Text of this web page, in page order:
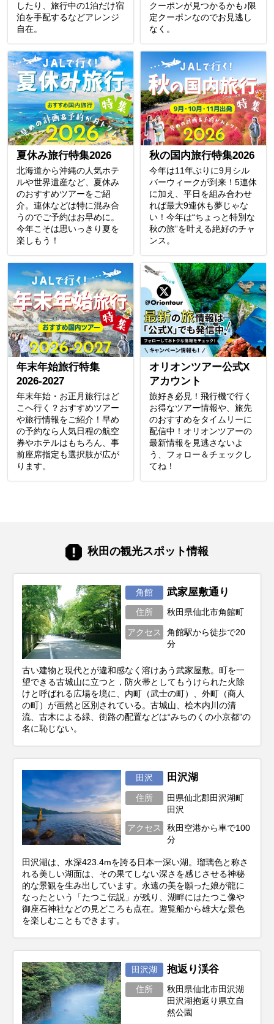
したり、旅行中の1泊だけ宿
泊を手配するなどアレンジ
自在。
クーポンが見つかるかも♪限
定クーポンなのでお見逃し
なく。
夏休み旅行特集2026
北海道から沖縄の人気ホテ
ルや世界遺産など、夏休み
のおすすめツアーをご紹
介。連休などは特に混み合
うのでご予約はお早めに。
今年こそは思いっきり夏を
楽しもう！
秋の国内旅行特集2026
今年は11年ぶりに9月シル
バーウィークが到来！5連休
に加え、平日を組み合わせ
れば最大9連休も夢じゃな
い！今年は“ちょっと特別な
秋の旅”を叶える絶好のチャ
ンス。
年末年始旅行特集
2026-2027
年末年始・お正月旅行はど
こへ行く？おすすめツアー
や旅行情報をご紹介！早め
の予約なら人気日程の航空
券やホテルはもちろん、事
前座席指定も選択肢が広が
ります。
オリオンツアー公式X
アカウント
旅好き必見！飛行機で行く
お得なツアー情報や、旅先
のおすすめをタイムリーに
配信中！オリオンツアーの
最新情報を見逃さないよ
う、フォロー＆チェックし
てね！
秋田の観光スポット情報
角館 武家屋敷通り
住所 秋田県仙北市角館町
アクセス
角館駅から徒歩で20
分
古い建物と現代とが違和感なく溶けあう武家屋敷。町を一
望できる古城山に立つと，防火帯としてもうけられた火除
けと呼ばれる広場を境に、内町（武士の町）、外町（商人
の町）が画然と区別されている。古城山、桧木内川の清
流、古木による緑、街路の配置などは“みちのくの小京都”の
名に恥じない。
田沢 田沢湖
住所
田県仙北郡田沢湖町
田沢
アクセス
秋田空港から車で100
分
田沢湖は、水深423.4mを誇る日本一深い湖。瑠璃色と称さ
れる美しい湖面は、その果てしない深さを感じさせる神秘
的な景観を生み出しています。永遠の美を願った娘が龍に
なったという「たつこ伝説」が残り、湖畔にはたつこ像や
御座石神社などの見どころも点在。遊覧船から雄大な景色
を楽しむこともできます。
田沢湖 抱返り渓谷
住所
秋田県仙北市田沢湖
田沢湖抱返り県立自
然公園